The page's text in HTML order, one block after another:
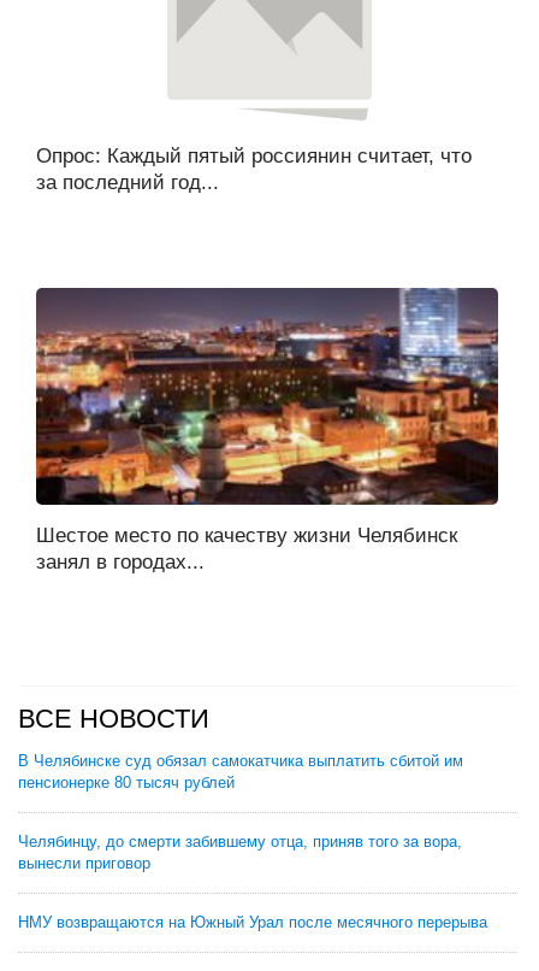
Опрос: Каждый пятый россиянин считает, что
за последний год...
Шестое место по качеству жизни Челябинск
занял в городах...
ВСЕ НОВОСТИ
В Челябинске суд обязал самокатчика выплатить сбитой им
пенсионерке 80 тысяч рублей
Челябинцу, до смерти забившему отца, приняв того за вора,
вынесли приговор
НМУ возвращаются на Южный Урал после месячного перерыва